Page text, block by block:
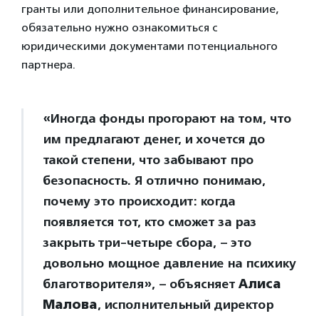
гранты или дополнительное финансирование,
обязательно нужно ознакомиться с
юридическими документами потенциального
партнера.
«Иногда фонды прогорают на том, что
им предлагают денег, и хочется до
такой степени, что забывают про
безопасность. Я отлично понимаю,
почему это происходит: когда
появляется тот, кто сможет за раз
закрыть три-четыре сбора, – это
довольно мощное давление на психику
благотворителя», – объясняет Алиса
Малова, исполнительный директор